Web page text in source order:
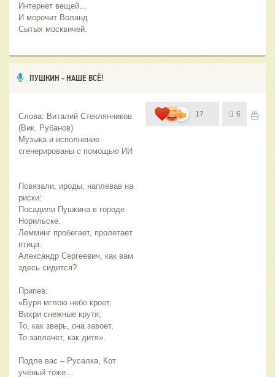
Интернет вещей...
И морочит Воланд
Сытых москвичей.
ПУШКИН - НАШЕ ВСЁ!
Слова: Виталий Стеклянников
(Вик. Рубанов)
Музыка и исполнение
сгенерированы с помощью ИИ
Повязали, ироды, наплевав на
риски:
Посадили Пушкина в городе
Норильске.
Лемминг пробегает, пролетает
птица:
Александр Сергеевич, как вам
здесь сидится?
Припев:
«Буря мглою небо кроет,
Вихри снежные крутя;
То, как зверь, она завоет,
То заплачет, как дитя».
Подле вас – Русалка, Кот
учёный тоже…
17 6